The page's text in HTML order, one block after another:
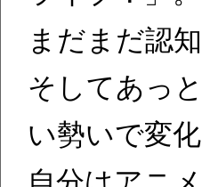
まだまだ認
そしてあっ
い勢いで変